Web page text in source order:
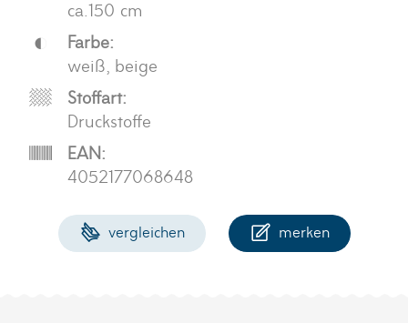
ca.150 cm
Farbe:
weiß, beige
Stoffart:
Druckstoffe
EAN:
4052177068648
vergleichen merken